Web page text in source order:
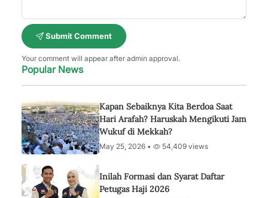
Submit Comment
Your comment will appear after admin approval.
Popular News
Kapan Sebaiknya Kita Berdoa Saat
Hari Arafah? Haruskah Mengikuti Jam
Wukuf di Mekkah?
May 25, 2026 • 54,409 views
Inilah Formasi dan Syarat Daftar
Petugas Haji 2026